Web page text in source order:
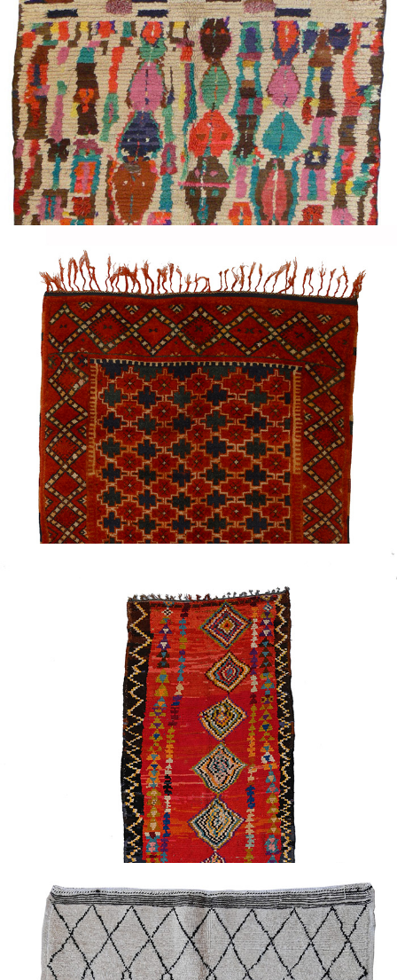
Ancien tapis de l’Ourika – Ref
M1011
Ce tapis de l’Ourika, provient des montagnes au-dessus
de Sidi Fadma. Ce tapis berbère est de type ancien et
est exceptionnel. Il mêle en un nombre limité de
Lire la suite
Tapis de l’Ourika – Ref N0802
Voici un splendide tapis qui provient des montagnes du
Haut Atlas situées au dessus de la vallée de l’Ourika .
Ces tapis sont très particuliers et ainsi mêlent dans
leur…
Tapis des Aït Tamassine – Réf